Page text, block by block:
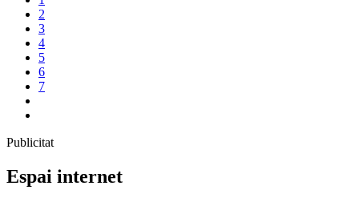
2
3
4
5
6
7
Publicitat
Espai internet